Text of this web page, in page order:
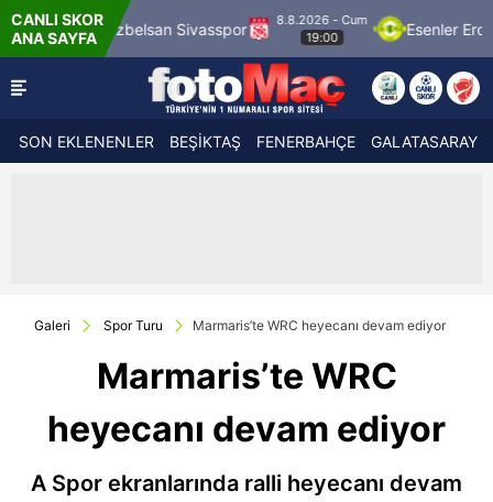
CANLI SKOR
ANA SAYFASivasspor
8.8.2026 - Cum
19:00
Esenler Erokspor
SON EKLENENLER BEŞİKTAŞ FENERBAHÇE GALATASARAY
Galeri Spor Turu Marmaris’te WRC heyecanı devam ediyor
Marmaris’te WRC
heyecanı devam ediyor
A Spor ekranlarında ralli heyecanı devam